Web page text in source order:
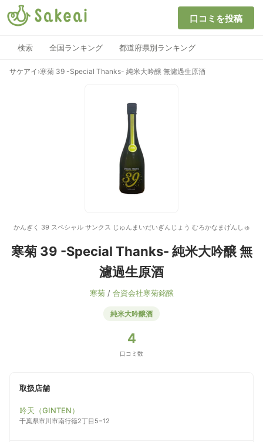
口コミを投稿
検索 全国ランキング 都道府県別ランキング
サケアイ ›寒菊 39 -Special Thanks- 純米大吟醸 無濾過生原酒
かんぎく 39 スペシャル サンクス じゅんまいだいぎんじょう むろかなまげんしゅ
寒菊 39 -Special Thanks- 純米大吟醸 無
濾過生原酒
寒菊/ 合資会社寒菊銘醸
純米大吟醸酒
4
口コミ数
取扱店舗
吟天（GINTEN）
千葉県市川市南行徳2丁目5−12